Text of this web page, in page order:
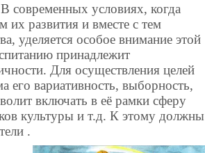
современных условиях, когда
их развития и вместе с тем
уделяется особое внимание этой
принадлежит
Для осуществления целей
его вариативность, выборность,
включать в её рамки сферу
культуры и т.д. К этому должны
.